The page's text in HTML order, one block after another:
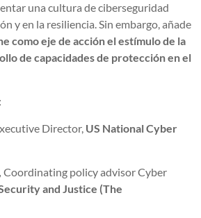
una cultura de ciberseguridad
y en la resiliencia. Sin embargo, añade
como eje de acción elestímulo de la
de capacidades de protección en el
:
Director, US National Cyber
Coordinating policy advisor Cyber
and Justice (The